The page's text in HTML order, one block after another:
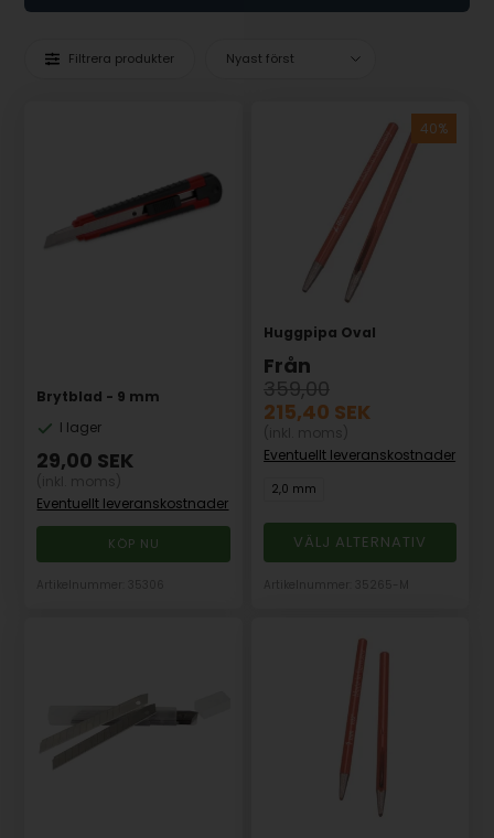
Filtrera produkter
Brytblad - 9 mm
I lager
29,00 SEK
Eventuellt leveranskostnader
Huggpipa Oval
Från
359,00
215,40 SEK
Eventuellt leveranskostnader
2,0 mm
VÄLJ ALTERNATIV